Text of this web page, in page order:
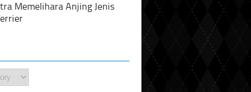
Memelihara Anjing Jenis